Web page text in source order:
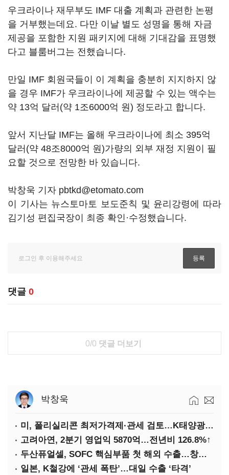
우크라이나 재무부도 IMF 대출 계획과 관련한 논평
을 거부했는데요. 다만 이날 별도 성명을 통해 자금
제공을 포함한 지원 패키지에 대해 기대감을 표명했
다고 블룸버그는 전했습니다.
만일 IMF 회원국들이 이 계획을 충분히 지지하지 않
을 경우 IMF가 우크라이나에 제공할 수 있는 액수는
약 13억 달러(약 1조6000억 원) 정도라고 합니다.
앞서 지난달 IMF는 올해 우크라이나에 최소 395억
달러(약 48조8000억 원)가량의 외부 재정 지원이 필
요할 것으로 전망한 바 있습니다.
박창욱 기자 pbtkd@etomato.com
이 기사는 뉴스토마토 보도준칙 및 윤리강령에 따라
김기성 편집국장이 최종 확인·수정했습니다.
댓글 0
0/0 댓글 더보기
박창욱
미, 폴리실리콘 최저가격제·관세 검토…K태양광 입지 확대 기대
고려아연, 2분기 영업익 5870억…전년비 126.8%↑
두산퓨얼셀, SOFC 핵심부품 첫 해외 수출…창사 이래 최대 규모
일본, K철강에 ‘관세 폭탄’…대일 수출 ‘타격’